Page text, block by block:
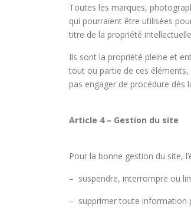
Toutes les marques,
qui pourraient être utilisées
titre de la propriété
Ils sont la propriété pleine et
tout ou partie de ces éléments,
pas engager de procédure dès
Article 4 – Gestion du site
Pour la bonne gestion du site,
– suspendre, interrompre ou
– supprimer toute information